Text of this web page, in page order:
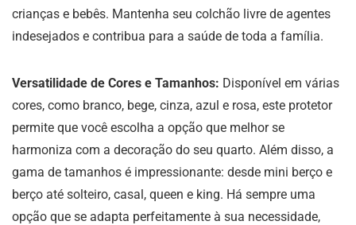
crianças e bebês. Mantenha seu colchão livre de agentes
indesejados e contribua para a saúde de toda a família.
Versatilidade de Cores e Tamanhos: Disponível em várias
cores, como branco, bege, cinza, azul e rosa, este protetor
permite que você escolha a opção que melhor se
harmoniza com a decoração do seu quarto. Além disso, a
gama de tamanhos é impressionante: desde mini berço e
berço até solteiro, casal, queen e king. Há sempre uma
opção que se adapta perfeitamente à sua necessidade,